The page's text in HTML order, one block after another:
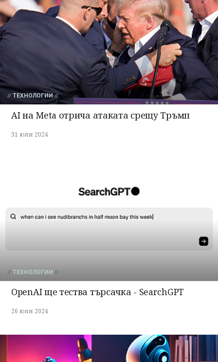
ТЕХНОЛОГИИ
AI на Meta отрича атаката срещу Тръмп
31 юли 2024
ТЕХНОЛОГИИ
OpenAI ще тества търсачка - SearchGPT
26 юли 2024